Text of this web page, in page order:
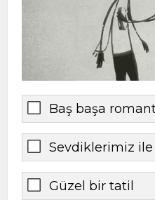
Baş başa
Sevdiklerimiz
Güzel bir tatil